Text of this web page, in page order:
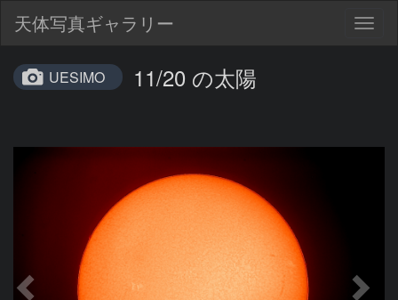
天体写真ギャラリー
UESIMO 11/20 の太陽